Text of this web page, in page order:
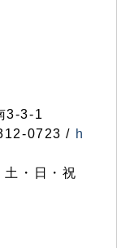
3-3-1
0723 / h
・日・祝